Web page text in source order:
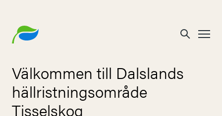
Välkommen till Dalslands
hällristningsområde
Tisselskog